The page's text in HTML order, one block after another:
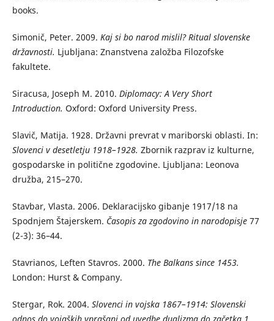
books.
Simonič, Peter. 2009. Kaj si bo narod mislil? Ritual slovenske
državnosti. Ljubljana: Znanstvena založba Filozofske
fakultete.
Siracusa, Joseph M. 2010. Diplomacy: A Very Short
Introduction. Oxford: Oxford University Press.
Slavič, Matija. 1928. Državni prevrat v mariborski oblasti. In:
Slovenci v desetletju 1918–1928. Zbornik razprav iz kulturne,
gospodarske in politične zgodovine. Ljubljana: Leonova
družba, 215–270.
Stavbar, Vlasta. 2006. Deklaracijsko gibanje 1917/18 na
Spodnjem Štajerskem. Časopis za zgodovino in narodopisje77
(2-3): 36–44.
Stavrianos, Leften Stavros. 2000. The Balkans since 1453.
London: Hurst & Company.
Stergar, Rok. 2004. Slovenci in vojska 1867–1914: Slovenski